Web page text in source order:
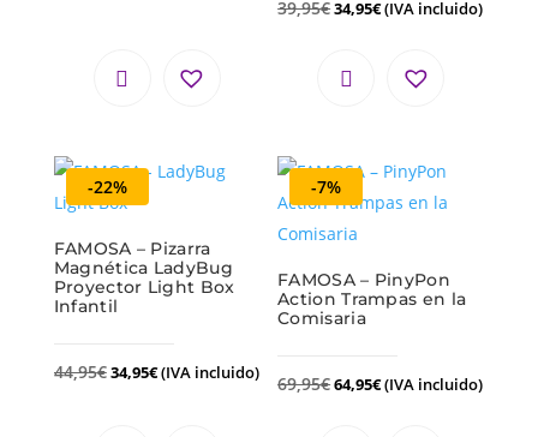
39,95€34,95€(IVA incluido)
-22%
FAMOSA – Pizarra
Magnética LadyBug
Proyector Light Box
Infantil
44,95€34,95€(IVA incluido)
-7%
FAMOSA – PinyPon
Action Trampas en la
Comisaria
69,95€64,95€(IVA incluido)